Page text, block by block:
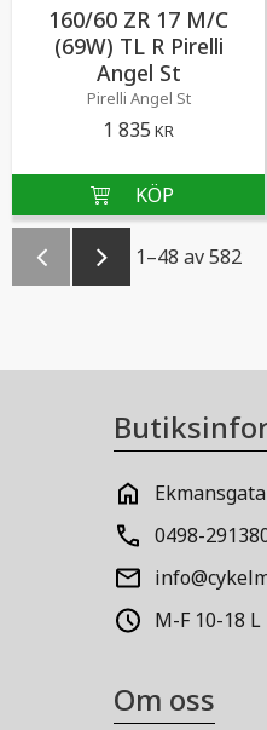
160/60 ZR 17 M/C
(69W) TL R Pirelli
Angel St
Pirelli Angel St
1 835 KR
1–48 av582
0498-
M-F 10-18 L
Om oss